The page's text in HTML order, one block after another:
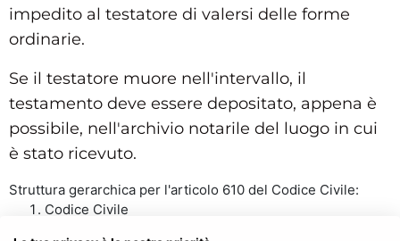
impedito al testatore di valersi delle forme
ordinarie.
Se il testatore muore nell'intervallo, il
testamento deve essere depositato, appena è
possibile, nell'archivio notarile del luogo in cui
è stato ricevuto.
Struttura gerarchica per l'articolo 610 del Codice Civile:
Codice Civile